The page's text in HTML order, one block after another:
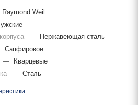
Raymond Weil
—
Нержавеющая сталь
Сапфировое
—
Кварцевые
— Сталь